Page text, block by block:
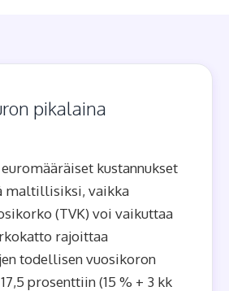
pikalaina
kustannukset
maltillisiksi, vaikka
(TVK) voi vaikuttaa
rajoittaa
todellisen vuosikoron
prosenttiin (15 % + 3 kk